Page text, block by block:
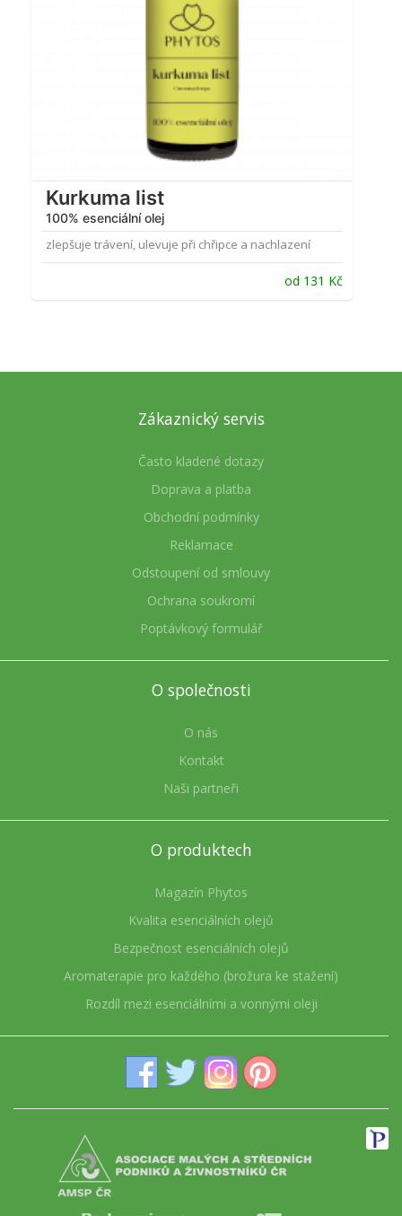
Kurkuma list
100% esenciální olej
zlepšuje trávení, ulevuje při chřipce a nachlazení
od 131 Kč
Zákaznický servis
Často kladené dotazy
Doprava a platba
Obchodní podmínky
Reklamace
Odstoupení od smlouvy
Ochrana soukromí
Poptávkový formulář
O společnosti
O nás
Kontakt
Naši partneři
O produktech
Magazín Phytos
Kvalita esenciálních olejů
Bezpečnost esenciálních olejů
Aromaterapie pro každého (brožura ke stažení)
Rozdíl mezi esenciálními a vonnými oleji